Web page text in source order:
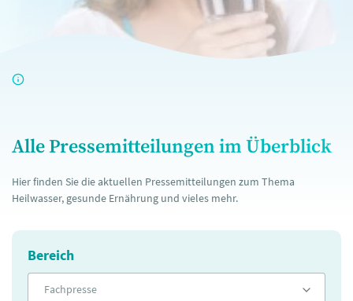
Alle Pressemitteilungen im Überblick
Hier finden Sie die aktuellen Pressemitteilungen zum Thema
Heilwasser, gesunde Ernährung und vieles mehr.
Bereich
Fachpresse